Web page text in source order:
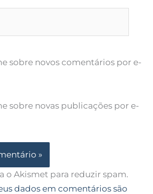
sobre novos comentários por e-
sobre novas publicações por e-
o Akismet para reduzir spam.
dados em comentários são